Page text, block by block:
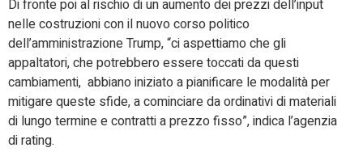
Di fronte poi al rischio di un aumento dei prezzi dell’input
nelle costruzioni con il nuovo corso politico
dell’amministrazione Trump, “ci aspettiamo che gli
appaltatori, che potrebbero essere toccati da questi
cambiamenti, abbiano iniziato a pianificare le modalità per
mitigare queste sfide, a cominciare da ordinativi di materiali
di lungo termine e contratti a prezzo fisso”, indica l’agenzia
di rating.